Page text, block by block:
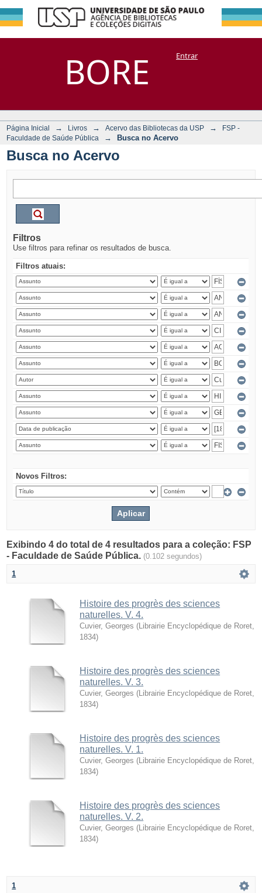
BORE
Busca no Acervo
DSpace/Manakin + CoriscoEntrar
Página Inicial → Livros → Acervo das Bibliotecas da USP →
FSP -
Faculdade de Saúde Pública
→ Busca no Acervo
Busca no Acervo
Filtros
Use filtros para refinar os resultados de busca.
Filtros atuais:
Novos Filtros:
Exibindo 4 do total de 4 resultados para a coleção: FSP
- Faculdade de Saúde Pública. (0.102 segundos)
1
Histoire des progrès des sciences
naturelles. V. 4.
Cuvier, Georges ( Librairie Encyclopédique de Roret
1834)
Histoire des progrès des sciences
naturelles. V. 3.
Cuvier, Georges ( Librairie Encyclopédique de Roret
1834)
Histoire des progrès des sciences
naturelles. V. 1.
Cuvier, Georges ( Librairie Encyclopédique de Roret
1834)
Histoire des progrès des sciences
naturelles. V. 2.
Cuvier, Georges ( Librairie Encyclopédique de Roret
1834)
1